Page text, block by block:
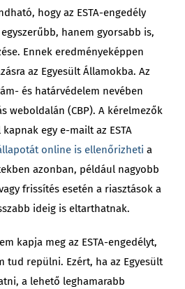
hogy az ESTA-engedély
hanem gyorsabb is,
Ennek eredményeképpen
az Egyesült Államokba. Az
és határvédelem nevében
weboldalán (CBP). A kérelmezők
egy e-mailt az ESTA
online is ellenőrizheti a
azonban, például nagyobb
frissítés esetén a riasztások a
ideig is eltarthatnak.
kapja meg az ESTA-engedélyt,
tud repülni. Ezért, ha az Egyesült
a lehető leghamarabb